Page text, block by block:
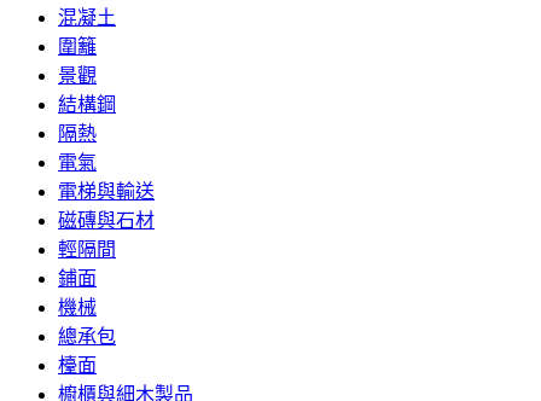
混凝土
圍籬
景觀
結構鋼
隔熱
電氣
電梯與輸送
磁磚與石材
輕隔間
鋪面
機械
總承包
檯面
櫥櫃與細木製品